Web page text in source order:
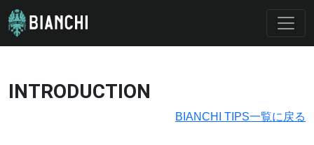
INTRODUCTION
BIANCHI TIPS一覧に戻る